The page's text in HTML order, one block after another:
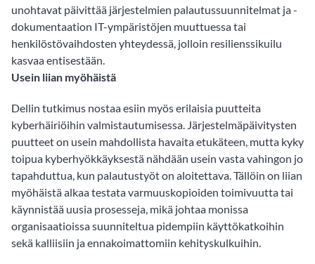
unohtavat päivittää järjestelmien palautussuunnitelmat ja -
dokumentaation IT-ympäristöjen muuttuessa tai
henkilöstövaihdosten yhteydessä, jolloin resilienssikuilu
kasvaa entisestään.
Usein liian myöhäistä
Dellin tutkimus nostaa esiin myös erilaisia puutteita
kyberhäiriöihin valmistautumisessa. Järjestelmäpäivitysten
puutteet on usein mahdollista havaita etukäteen, mutta kyky
toipua kyberhyökkäyksestä nähdään usein vasta vahingon jo
tapahduttua, kun palautustyöt on aloitettava. Tällöin on liian
myöhäistä alkaa testata varmuuskopioiden toimivuutta tai
käynnistää uusia prosesseja, mikä johtaa monissa
organisaatioissa suunniteltua pidempiin käyttökatkoihin
sekä kalliisiin ja ennakoimattomiin kehityskulkuihin.